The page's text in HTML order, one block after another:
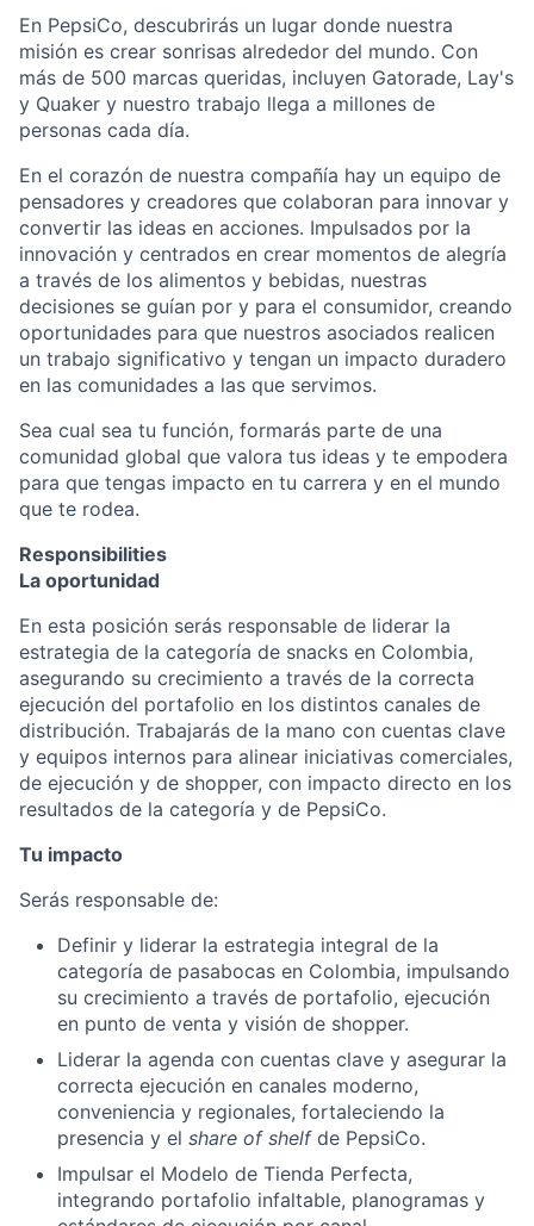
En PepsiCo, descubrirás un lugar donde nuestra
misión es crear sonrisas alrededor del mundo. Con
más de 500 marcas queridas, incluyen Gatorade, Lay's
y Quaker y nuestro trabajo llega a millones de
personas cada día.
En el corazón de nuestra compañía hay un equipo de
pensadores y creadores que colaboran para innovar y
convertir las ideas en acciones. Impulsados por la
innovación y centrados en crear momentos de alegría
a través de los alimentos y bebidas, nuestras
decisiones se guían por y para el consumidor, creando
oportunidades para que nuestros asociados realicen
un trabajo significativo y tengan un impacto duradero
en las comunidades a las que servimos.
Sea cual sea tu función, formarás parte de una
comunidad global que valora tus ideas y te empodera
para que tengas impacto en tu carrera y en el mundo
que te rodea.
Responsibilities
La oportunidad
En esta posición serás responsable de liderar la
estrategia de la categoría de snacks en Colombia,
asegurando su crecimiento a través de la correcta
ejecución del portafolio en los distintos canales de
distribución. Trabajarás de la mano con cuentas clave
y equipos internos para alinear iniciativas comerciales,
de ejecución y de shopper, con impacto directo en los
resultados de la categoría y de PepsiCo.
Tu impacto
Serás responsable de:
Definir y liderar la estrategia integral de la
categoría de pasabocas en Colombia, impulsando
su crecimiento a través de portafolio, ejecución
en punto de venta y visión de shopper.
Liderar la agenda con cuentas clave y asegurar la
correcta ejecución en canales moderno,
conveniencia y regionales, fortaleciendo la
presencia y el share of shelfde PepsiCo.
Impulsar el Modelo de Tienda Perfecta,
integrando portafolio infaltable, planogramas y